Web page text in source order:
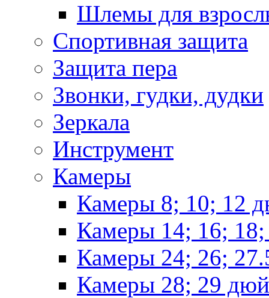
Шлемы для
Спортивная защита
Защита пера
Звонки, гудки, дудки
Зеркала
Инструмент
Камеры
Камеры 8; 10; 12
Камеры 14; 16;
Камеры 24; 26;
Камеры 28; 29